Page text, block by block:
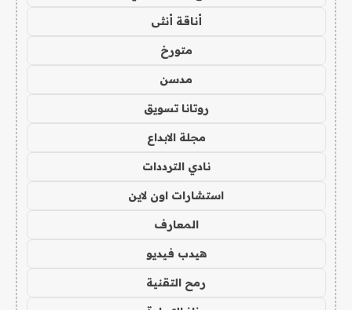
أناقة أنثى
متورخ
مدسن
روتانا تسويق
مجلة الابداع
نادي الترددات
استشارات اون لاين
المعارف
هيدب فيديو
رمح التقنية